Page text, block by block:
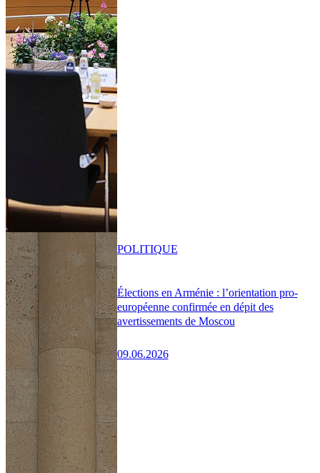
Élections en Arménie : l’orientation pro-
européenne confirmée en dépit des
avertissements de Moscou
09.06.2026
POLITIQUE